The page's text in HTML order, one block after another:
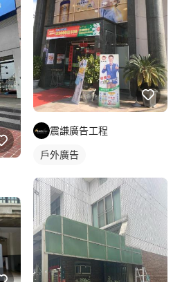
震謙廣告工程
戶外廣告